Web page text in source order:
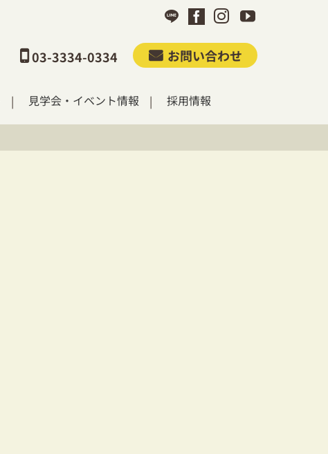
03-3334-0334 お問い合わせ
見学会・イベント情報 採用情報